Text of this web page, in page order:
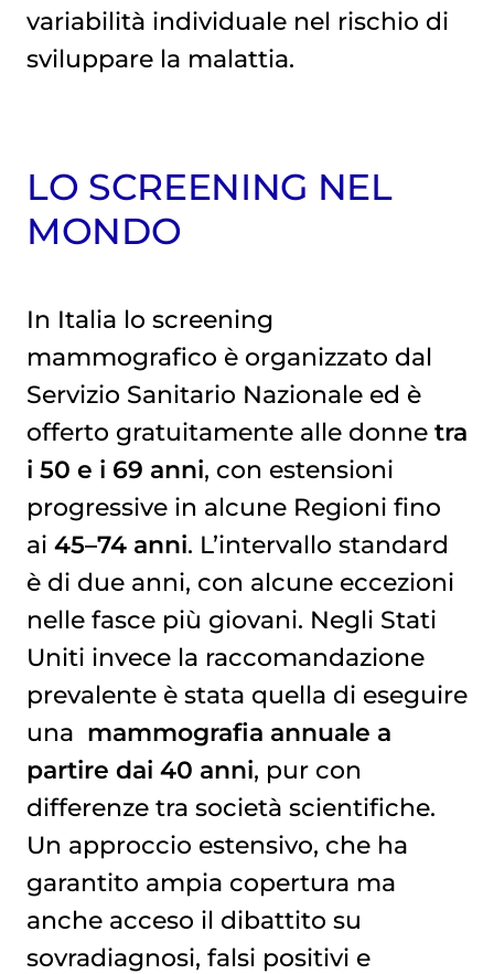
variabilità individuale nel rischio di
sviluppare la malattia.
LO SCREENING NEL
MONDO
In Italia lo screening
mammografico è organizzato dal
Servizio Sanitario Nazionale ed è
offerto gratuitamente alle donne tra
i 50 e i 69 anni, con estensioni
progressive in alcune Regioni fino
ai 45–74 anni. L’intervallo standard
è di due anni, con alcune eccezioni
nelle fasce più giovani. Negli Stati
Uniti invece la raccomandazione
prevalente è stata quella di eseguire
una mammografia annuale a
partire dai 40 anni, pur con
differenze tra società scientifiche.
Un approccio estensivo, che ha
garantito ampia copertura ma
anche acceso il dibattito su
sovradiagnosi, falsi positivi e